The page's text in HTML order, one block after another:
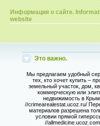
Информация о сайте.
website
Это важно.
Мы предлагаем удобный
тех, кто хочет купить –
земельный участок, дом,
коммерческую или
недвижимость в
//crimearealestat.ucoz.ru/
материалов разрешена
условии прямой
//